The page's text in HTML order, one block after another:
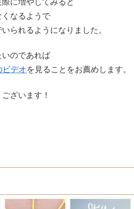
くなるようで
られるようになりました。
いのであれば
ビデオを見ることをお薦めします。
ざいます！